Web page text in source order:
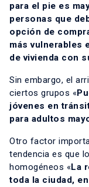
para el pie es
personas que
opción de
más vulnerables
de vivienda con
Sin embargo, el
ciertos grupos «
jóvenes en
para adultos
Otro factor
tendencia es que
homogéneos «La
toda la ciudad,